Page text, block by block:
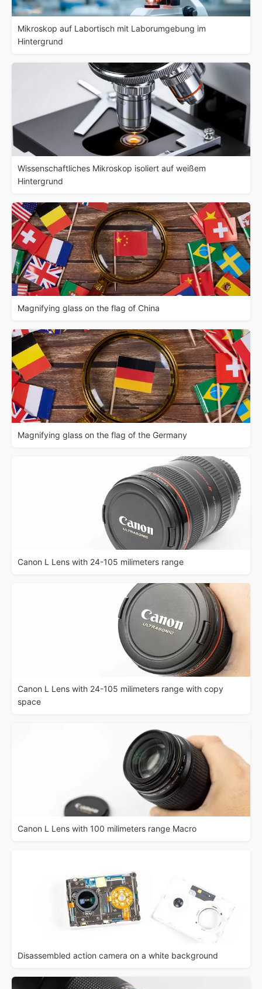
Mikroskop auf Labortisch mit Laborumgebung im
Hintergrund
Wissenschaftliches Mikroskop isoliert auf weißem
Hintergrund
Magnifying glass on the flag of China
Magnifying glass on the flag of the Germany
Canon L Lens with 24-105 milimeters range
Canon L Lens with 24-105 milimeters range with copy
space
Canon L Lens with 100 milimeters range Macro
Disassembled action camera on a white background